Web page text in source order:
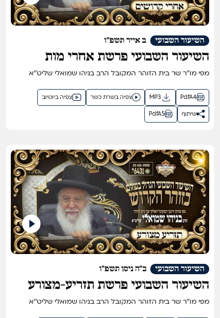
ב אייר תשפ"ו השיעור השבועי
השיעור השבועי פרשת אחרי מות
קדושים תשפ"ו - השיעור הגדול בתבל
המקובל ר' בניהו שמואלי שליט"א
מפי מו''ר שר בית הזוהר המקובל הרב בניהו שמואלי שליט''א
צפיה ביוטיוב צפיה בשרת כשר MP3 PdfA4
PdfA5 שיתוף
כ"ה ניסן תשפ"ו השיעור השבועי
השיעור השבועי פרשת תזריע-מצורע
תשפ"ו - השיעור הגדול בתבל בזוהר
מפי מו''ר שר בית הזוהר המקובל הרב בניהו שמואלי שליט''א